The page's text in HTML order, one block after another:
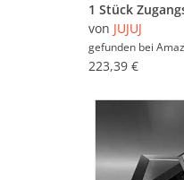
von JUJUJ
gefunden bei
223,39 €